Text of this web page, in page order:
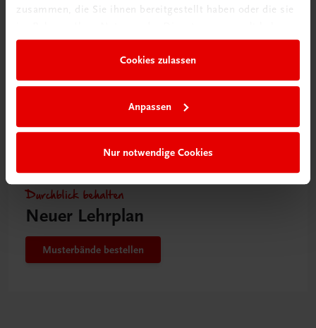
zusammen, die Sie ihnen bereitgestellt haben oder die sie
Cookies zulassen
Anpassen
Nur notwendige Cookies
€ 0,00
Durchblick behalten
Neuer Lehrplan
Musterbände bestellen